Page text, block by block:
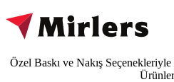
Özel Baskı ve Nakış